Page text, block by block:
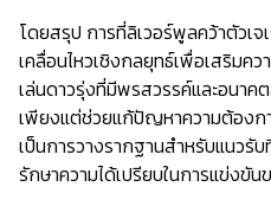
โดยสรุป การที่ลิเวอร์พูลคว้าตัวเ
เคลื่อนไหวเชิงกลยุทธ์เพื่อเสริมค
เล่นดาวรุ่งที่มีพรสวรรค์และอนา
เพียงแต่ช่วยแก้ปัญหาความต้องก
เป็นการวางรากฐานสำหรับแนวรับ
รักษาความได้เปรียบในการแข่งขั